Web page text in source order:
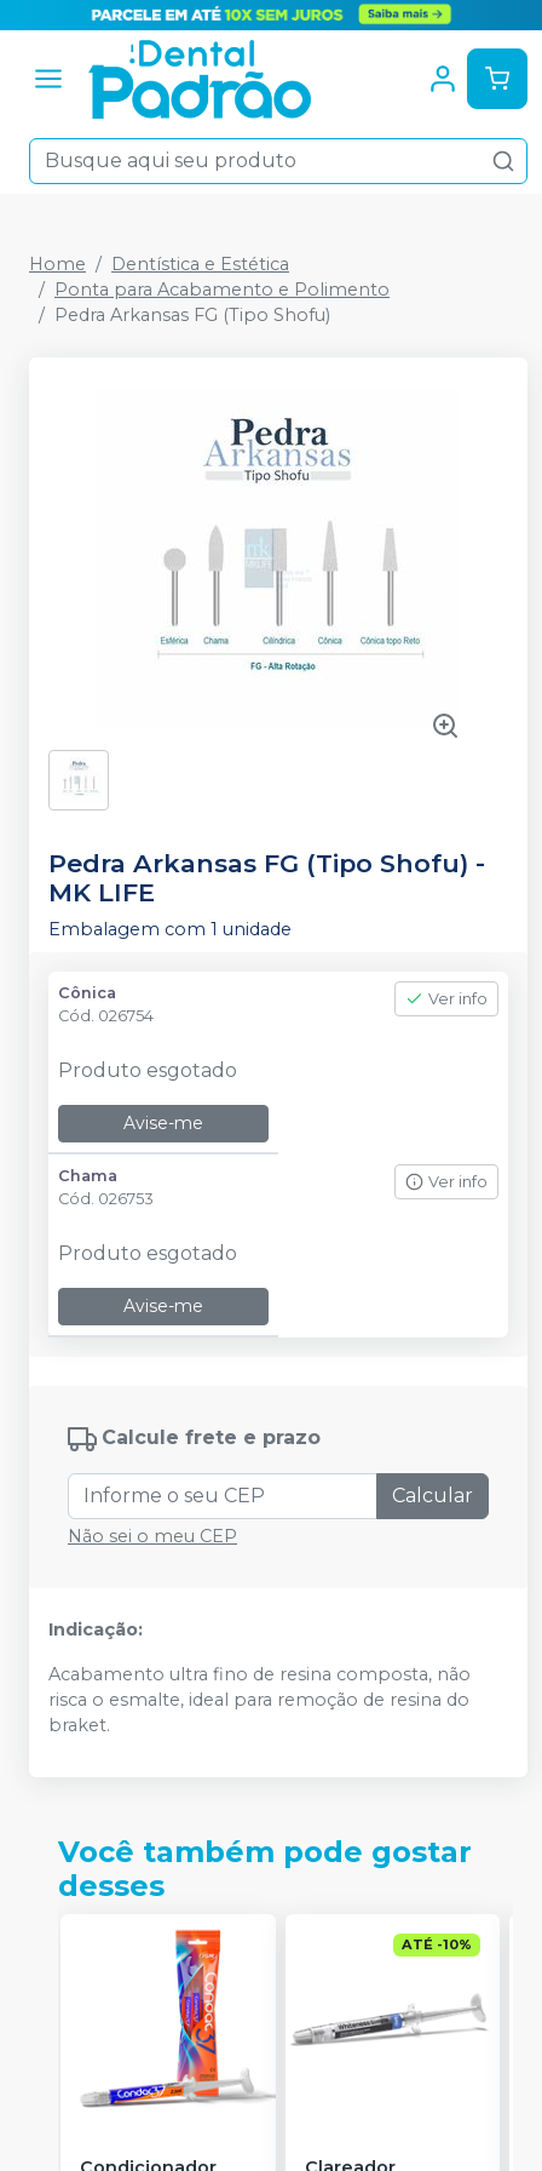
Home
Dentística e Estética
Ponta para Acabamento e Polimento
Pedra Arkansas FG (Tipo Shofu)
Pedra Arkansas FG (Tipo Shofu) -
MK LIFE
Embalagem com 1 unidade
Cônica
Cód. 026754
Ver info
Produto esgotado
Avise-me
Chama
Cód. 026753
Ver info
Produto esgotado
Avise-me
Calcule frete e prazo
Calcular
Não sei o meu CEP
Indicação:
Acabamento ultra fino de resina composta, não
risca o esmalte, ideal para remoção de resina do
braket.
Você também pode gostar
desses
ATÉ -10%